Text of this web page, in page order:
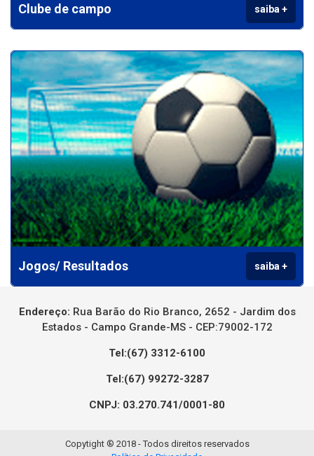
Clube de campo saiba +
Jogos/ Resultados saiba +
Endereço: Rua Barão do Rio Branco, 2652 - Jardim dos
Estados - Campo Grande-MS - CEP:79002-172
Tel:(67) 3312-6100
Tel:(67) 99272-3287
CNPJ: 03.270.741/0001-80
Copytight ® 2018 - Todos direitos reservados